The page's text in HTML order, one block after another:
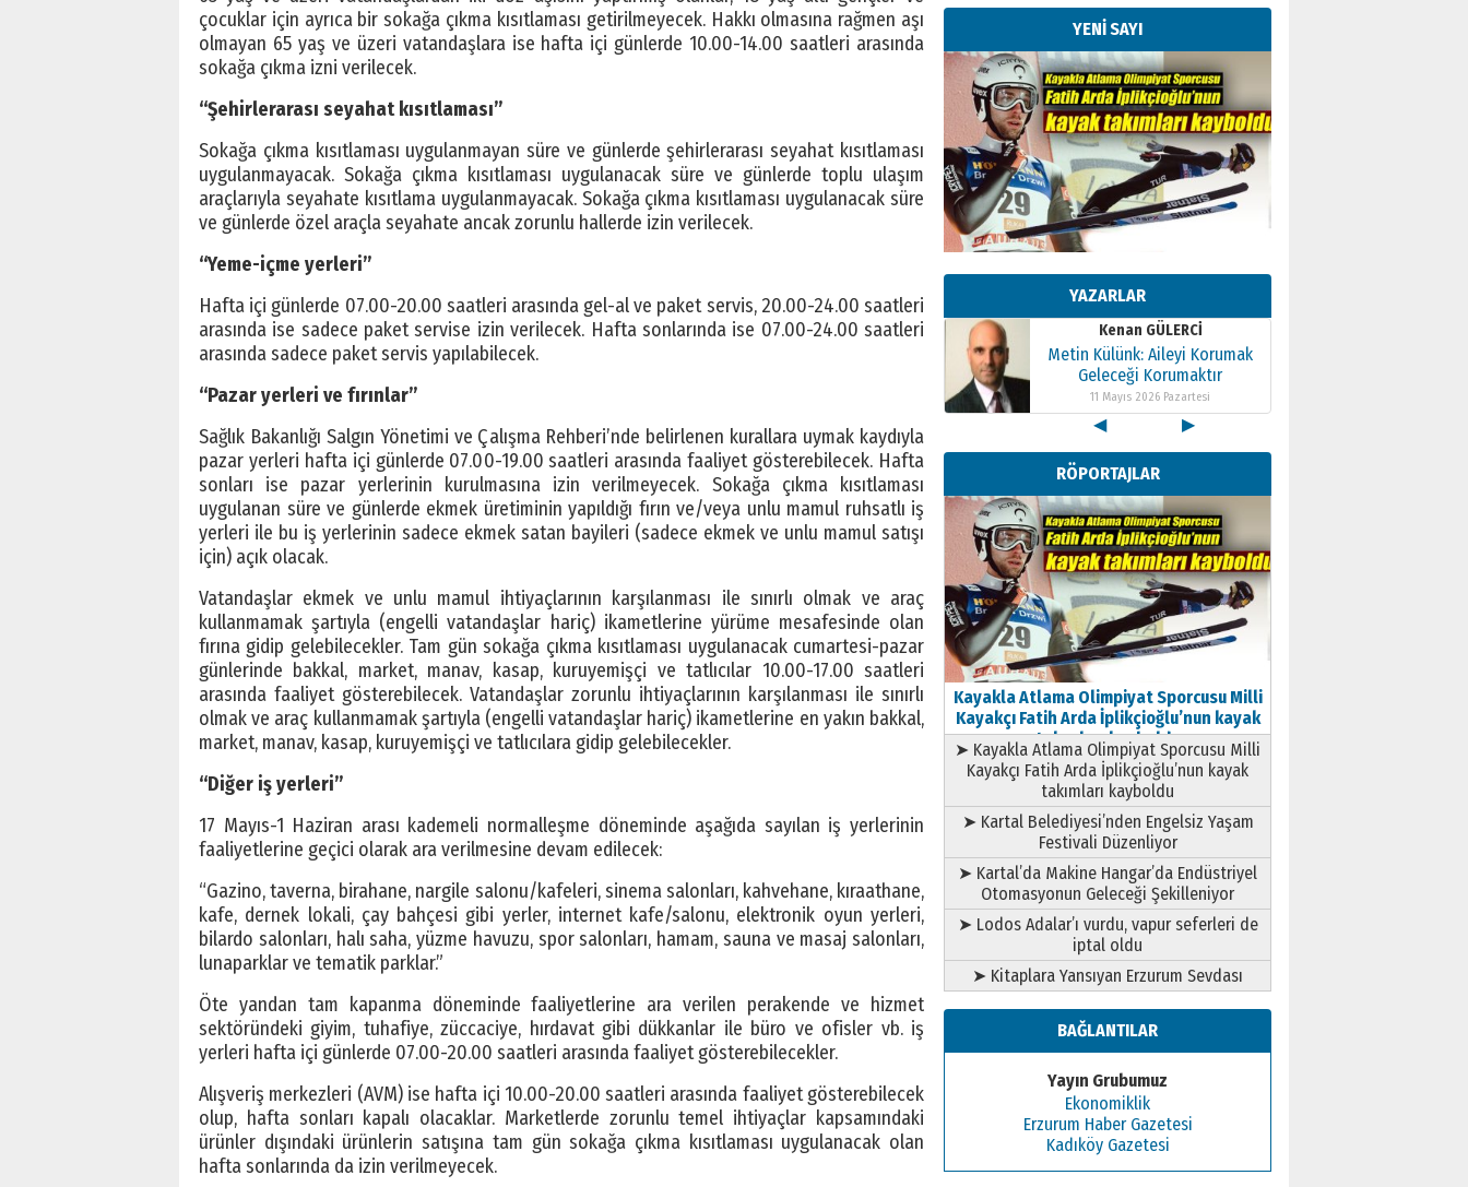
çocuklar için ayrıca bir sokağa çıkma kısıtlaması getirilmeyecek. Hakkı olmasına rağmen aşı
olmayan 65 yaş ve üzeri vatandaşlara ise hafta içi günlerde 10.00-14.00 saatleri arasında
sokağa çıkma izni verilecek.
“Şehirlerarası seyahat kısıtlaması”
Sokağa çıkma kısıtlaması uygulanmayan süre ve günlerde şehirlerarası seyahat kısıtlaması
uygulanmayacak. Sokağa çıkma kısıtlaması uygulanacak süre ve günlerde toplu ulaşım
araçlarıyla seyahate kısıtlama uygulanmayacak. Sokağa çıkma kısıtlaması uygulanacak süre
ve günlerde özel araçla seyahate ancak zorunlu hallerde izin verilecek.
“Yeme-içme yerleri”
Hafta içi günlerde 07.00-20.00 saatleri arasında gel-al ve paket servis, 20.00-24.00 saatleri
arasında ise sadece paket servise izin verilecek. Hafta sonlarında ise 07.00-24.00 saatleri
arasında sadece paket servis yapılabilecek.
“Pazar yerleri ve fırınlar”
Sağlık Bakanlığı Salgın Yönetimi ve Çalışma Rehberi’nde belirlenen kurallara uymak kaydıyla
pazar yerleri hafta içi günlerde 07.00-19.00 saatleri arasında faaliyet gösterebilecek. Hafta
sonları ise pazar yerlerinin kurulmasına izin verilmeyecek. Sokağa çıkma kısıtlaması
uygulanan süre ve günlerde ekmek üretiminin yapıldığı fırın ve/veya unlu mamul ruhsatlı iş
yerleri ile bu iş yerlerinin sadece ekmek satan bayileri (sadece ekmek ve unlu mamul satışı
için) açık olacak.
Vatandaşlar ekmek ve unlu mamul ihtiyaçlarının karşılanması ile sınırlı olmak ve araç
kullanmamak şartıyla (engelli vatandaşlar hariç) ikametlerine yürüme mesafesinde olan
fırına gidip gelebilecekler. Tam gün sokağa çıkma kısıtlaması uygulanacak cumartesi-pazar
günlerinde bakkal, market, manav, kasap, kuruyemişçi ve tatlıcılar 10.00-17.00 saatleri
arasında faaliyet gösterebilecek. Vatandaşlar zorunlu ihtiyaçlarının karşılanması ile sınırlı
olmak ve araç kullanmamak şartıyla (engelli vatandaşlar hariç) ikametlerine en yakın bakkal,
market, manav, kasap, kuruyemişçi ve tatlıcılara gidip gelebilecekler.
“Diğer iş yerleri”
17 Mayıs-1 Haziran arası kademeli normalleşme döneminde aşağıda sayılan iş yerlerinin
faaliyetlerine geçici olarak ara verilmesine devam edilecek:
“Gazino, taverna, birahane, nargile salonu/kafeleri, sinema salonları, kahvehane, kıraathane,
kafe, dernek lokali, çay bahçesi gibi yerler, internet kafe/salonu, elektronik oyun yerleri,
bilardo salonları, halı saha, yüzme havuzu, spor salonları, hamam, sauna ve masaj salonları,
lunaparklar ve tematik parklar.”
Öte yandan tam kapanma döneminde faaliyetlerine ara verilen perakende ve hizmet
sektöründeki giyim, tuhafiye, züccaciye, hırdavat gibi dükkanlar ile büro ve ofisler vb. iş
yerleri hafta içi günlerde 07.00-20.00 saatleri arasında faaliyet gösterebilecekler.
Alışveriş merkezleri (AVM) ise hafta içi 10.00-20.00 saatleri arasında faaliyet gösterebilecek
olup, hafta sonları kapalı olacaklar. Marketlerde zorunlu temel ihtiyaçlar kapsamındaki
ürünler dışındaki ürünlerin satışına tam gün sokağa çıkma kısıtlaması uygulanacak olan
hafta sonlarında da izin verilmeyecek.
YENİ SAYI
YAZARLAR
Kenan GÜLERCİ
Metin Külünk: Aileyi Korumak
Geleceği Korumaktır
11 Mayıs 2026 Pazartesi
Kenan GÜLERCİ
Metin Külünk: Aileyi Korumak
Geleceği Korumaktır
11 Mayıs 2026 Pazartesi
Kenan GÜLERCİ
Metin Külünk: Aileyi Korumak
Geleceği Korumaktır
11 Mayıs 2026 Pazartesi
◀ ▶
RÖPORTAJLAR
Kayakla Atlama Olimpiyat Sporcusu Milli
Kayakçı Fatih Arda İplikçioğlu’nun kayak
takımları kayboldu
➤ Kayakla Atlama Olimpiyat Sporcusu Milli
Kayakçı Fatih Arda İplikçioğlu’nun kayak
takımları kayboldu
➤ Kartal Belediyesi’nden Engelsiz Yaşam
Festivali Düzenliyor
➤ Kartal’da Makine Hangar’da Endüstriyel
Otomasyonun Geleceği Şekilleniyor
➤ Lodos Adalar’ı vurdu, vapur seferleri de
iptal oldu
➤ Kitaplara Yansıyan Erzurum Sevdası
BAĞLANTILAR
Yayın Grubumuz
Ekonomiklik
Erzurum Haber Gazetesi
Kadıköy Gazetesi